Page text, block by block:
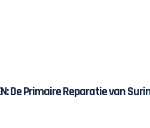
De Primaire Reparatie van